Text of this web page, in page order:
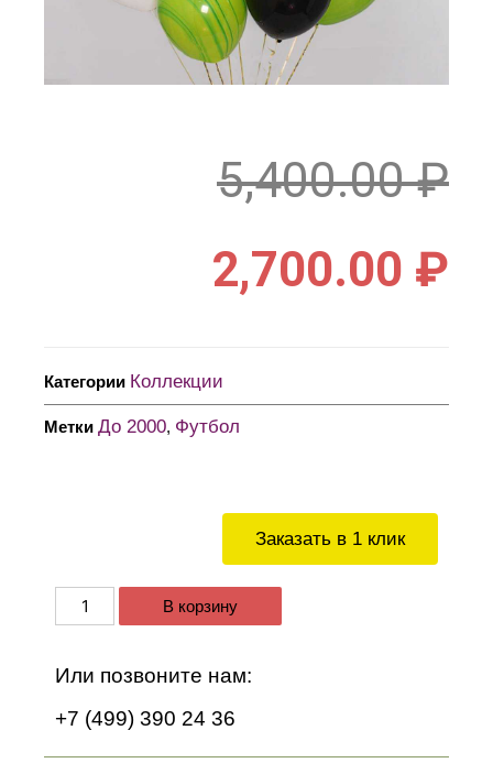
Заказать в 1 клик
В корзину
Или позвоните нам:
+7 (499) 390 24 36
5,400.00₽
2,700.00 ₽
Категории Коллекции
Метки До 2000, Футбол